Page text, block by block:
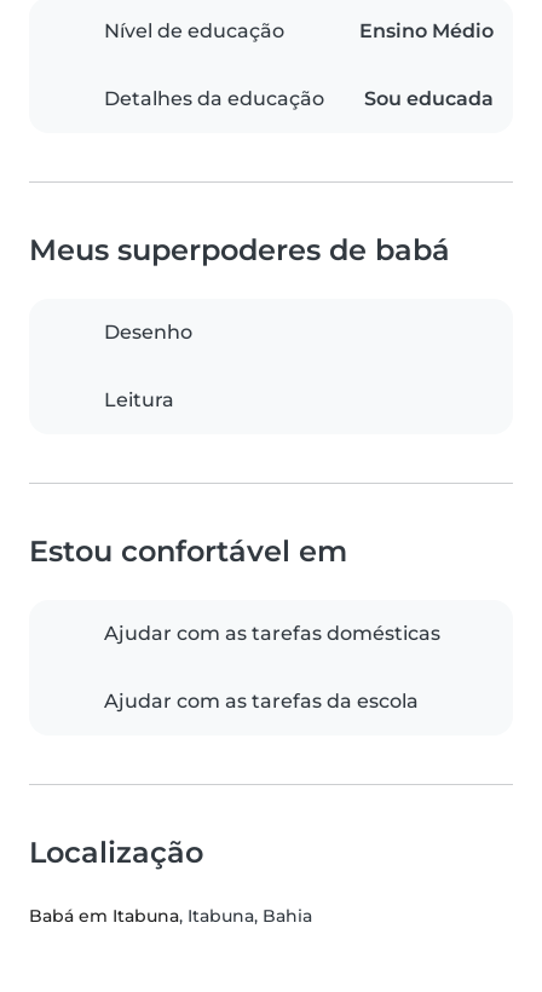
Nível de educação Ensino Médio
Detalhes da educação Sou educada
Meus superpoderes de babá
Desenho
Leitura
Estou confortável em
Ajudar com as tarefas domésticas
Ajudar com as tarefas da escola
Localização
Babá em Itabuna, Itabuna, Bahia